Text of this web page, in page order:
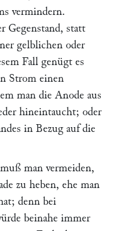
vermindern.
Gegenstand, statt
gelblichen oder
Fall genügt es
Strom einen
man die Anode aus
hineintaucht; oder
in Bezug auf die
man vermeiden,
zu heben, ehe man
denn bei
beinahe immer